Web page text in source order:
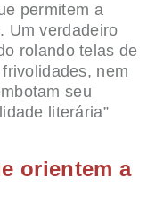
permitem a
Um verdadeiro
rolando telas de
nem
seu
literária”
orientem a